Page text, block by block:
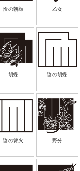
陰の朝顔 乙女
胡蝶 陰の胡蝶
陰の篝火 野分